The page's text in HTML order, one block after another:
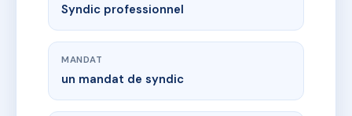
Syndic professionnel
MANDAT
un mandat de syndic